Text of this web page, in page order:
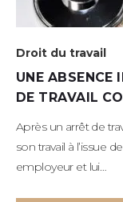
Droit du travail
UNE ABSENCE
DE TRAVAIL
Après un arrêt de
son travail à l’issue
employeur et lui…